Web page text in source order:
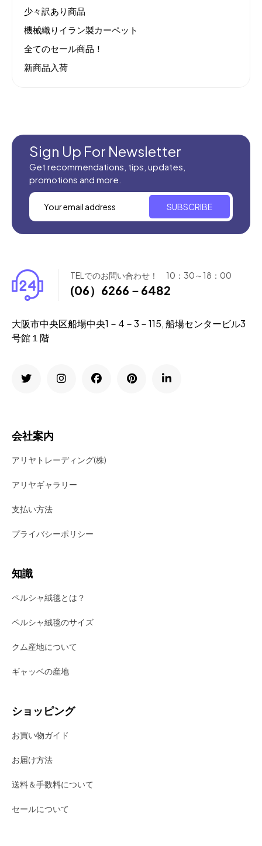
少々訳あり商品
機械織りイラン製カーペット
全てのセール商品！
新商品入荷
Sign Up For Newsletter
Get recommendations, tips, updates,
promotions and more.
SUBSCRIBE
TELでのお問い合わせ！ 10：30～18：00
(06）6266－6482
大阪市中央区船場中央1－4－3－115, 船場センタービル3
号館１階
会社案内
アリヤトレーディング(株)
アリヤギャラリー
支払い方法
プライバシーポリシー
知識
ペルシャ絨毯とは？
ペルシャ絨毯のサイズ
クム産地について
ギャッベの産地
ショッピング
お買い物ガイド
お届け方法
送料＆手数料について
セールについて